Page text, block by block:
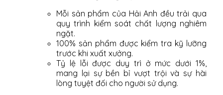
Mỗi sản phẩm của Hải Anh đều trải qua
quy trình kiểm soát chất lượng nghiêm
ngặt.
100% sản phẩm được kiểm tra kỹ lưỡng
trước khi xuất xưởng.
Tỷ lệ lỗi được duy trì ở mức dưới 1%,
mang lại sự bền bỉ vượt trội và sự hài
lòng tuyệt đối cho người sử dụng.